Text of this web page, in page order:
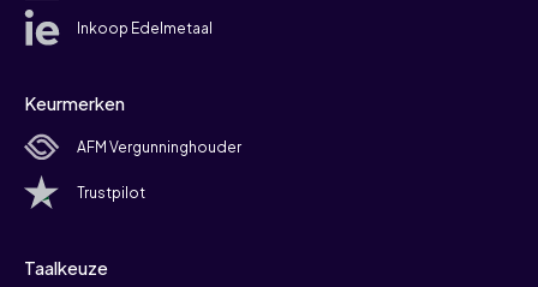
Inkoop Edelmetaal
Keurmerken
AFM Vergunninghouder
Trustpilot
Taalkeuze